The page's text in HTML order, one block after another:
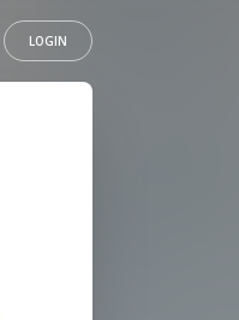
LOGIN